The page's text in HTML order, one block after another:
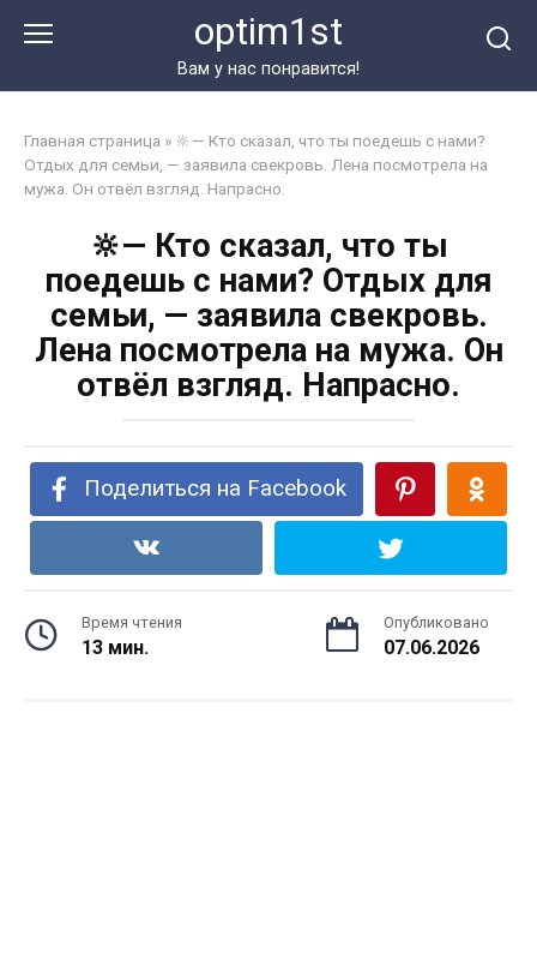
optim1st
Вам у нас понравится!
Главная страница » 🔆— Кто сказал, что ты поедешь с нами?
Отдых для семьи, — заявила свекровь. Лена посмотрела на
мужа. Он отвёл взгляд. Напрасно.
🔆— Кто сказал, что ты
поедешь с нами? Отдых для
семьи, — заявила свекровь.
Лена посмотрела на мужа. Он
отвёл взгляд. Напрасно.
Поделиться на Facebook
Время чтения
13 мин.
Опубликовано
07.06.2026